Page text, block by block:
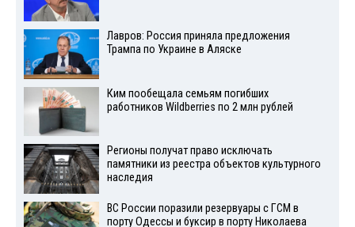
Лавров: Россия приняла предложения
Трампа по Украине в Аляске
Ким пообещала семьям погибших
работников Wildberries по 2 млн рублей
Регионы получат право исключать
памятники из реестра объектов культурного
наследия
ВС России поразили резервуары с ГСМ в
порту Одессы и буксир в порту Николаева